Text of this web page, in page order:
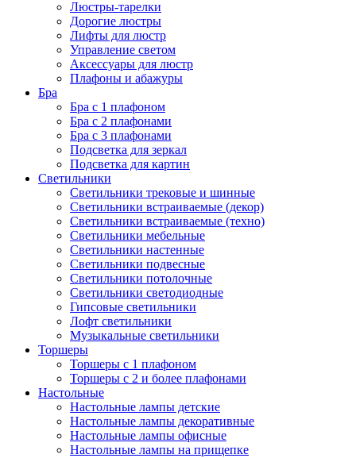
Люстры-тарелки
Дорогие люстры
Лифты для люстр
Управление светом
Аксессуары для люстр
Плафоны и абажуры
Бра
Бра с 1 плафоном
Бра с 2 плафонами
Бра с 3 плафонами
Подсветка для зеркал
Подсветка для картин
Светильники
Светильники трековые и шинные
Светильники встраиваемые (декор)
Светильники встраиваемые (техно)
Светильники мебельные
Светильники настенные
Светильники подвесные
Светильники потолочные
Светильники светодиодные
Гипсовые светильники
Лофт светильники
Музыкальные светильники
Торшеры
Торшеры с 1 плафоном
Торшеры с 2 и более плафонами
Настольные
Настольные лампы детские
Настольные лампы декоративные
Настольные лампы офисные
Настольные лампы на прищепке